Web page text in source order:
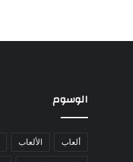
الوسوم
ألعاب الألعاب